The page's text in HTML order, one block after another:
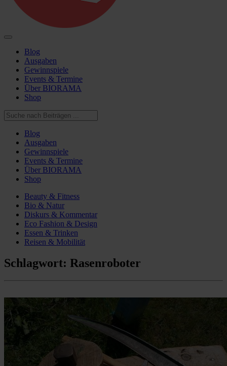
Blog
Ausgaben
Gewinnspiele
Events & Termine
Über BIORAMA
Shop
Blog
Ausgaben
Gewinnspiele
Events & Termine
Über BIORAMA
Shop
Beauty & Fitness
Bio & Natur
Diskurs & Kommentar
Eco Fashion & Design
Essen & Trinken
Reisen & Mobilität
Schlagwort: Rasenroboter